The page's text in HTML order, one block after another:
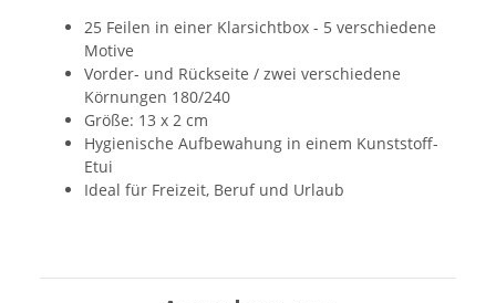
25 Feilen in einer Klarsichtbox - 5 verschiedene
Motive
Vorder- und Rückseite / zwei verschiedene
Körnungen 180/240
Größe: 13 x 2 cm
Hygienische Aufbewahung in einem Kunststoff-
Etui
Ideal für Freizeit, Beruf und Urlaub